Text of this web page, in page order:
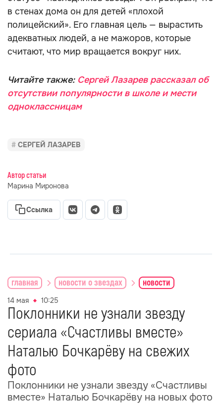
в стенах дома он для детей «плохой
полицейский». Его главная цель — вырастить
адекватных людей, а не мажоров, которые
считают, что мир вращается вокруг них.
Читайте также: Сергей Лазарев рассказал об
отсутствии популярности в школе и мести
одноклассницам
СЕРГЕЙ ЛАЗАРЕВ
Автор статьи
Марина Миронова
Ссылка
главная новости о звездах новости
14 мая 10:25
Поклонники не узнали звезду
сериала «Счастливы вместе»
Наталью Бочкарёву на свежих
фото
Поклонники не узнали звезду «Счастливы
вместе» Наталью Бочкарёву на новых фото